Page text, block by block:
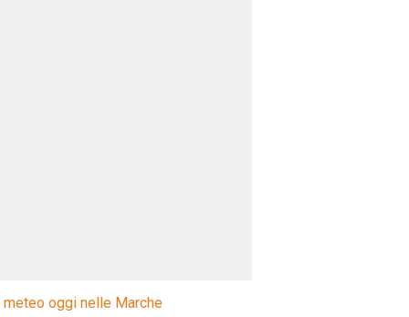
meteo oggi nelle Marche